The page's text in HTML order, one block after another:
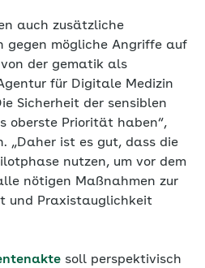
auch zusätzliche
gegen mögliche Angriffe auf
der gematik als
für Digitale Medizin
Sicherheit der sensiblen
oberste Priorität haben“,
„Daher ist es gut, dass die
nutzen, um vor dem
nötigen Maßnahmen zur
und Praxistauglichkeit
soll perspektivisch